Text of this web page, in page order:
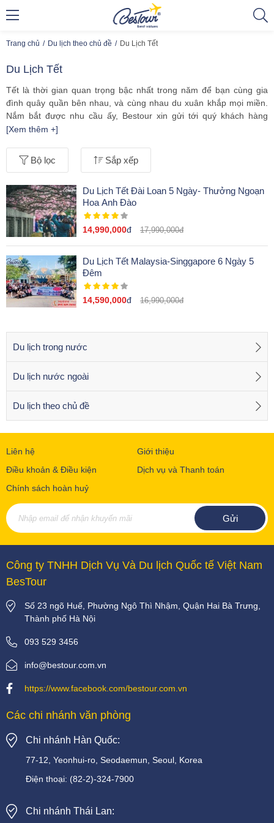
Trang chủ Du lịch theo chủ đề Du Lịch Tết
Du Lịch Tết
Tết là thời gian quan trọng bậc nhất trong năm để bạn cùng gia
đình quây quần bên nhau, và cùng nhau du xuân khắp mọi miền.
Nắm bắt được nhu cầu ấy, Bestour xin gửi tới quý khách hàng
những hành trình
trong những ngày tết, để đảm bảo chất lượng dịch vụ hoàn hảo
trên từng chuyến đi.
Khởi đầu năm mới thật nhiều may mắn và hứng khởi cùng cáctour
du lịch Tếtcủa chúng tôi sẽ là một lựa chọn tuyệt vời dành cho
quý vị!
[Xem thêm +]
Bộ lọc Sắp xếp
Du Lịch Tết Đài Loan 5 Ngày- Thưởng Ngoạn
Hoa Anh Đào
14,990,000đ 17,990,000đ
Du Lịch Tết Malaysia-Singgapore 6 Ngày 5
Đêm
14,590,000đ 16,990,000đ
Du lịch trong nước
Du lịch nước ngoài
Du lịch theo chủ đề
Liên hệ
Giới thiệu
Điều khoản & Điều kiện
Dịch vụ và Thanh toán
Chính sách hoàn huỷ
Công ty TNHH Dịch Vụ Và Du lịch Quốc tế Việt Nam
BesTour
Số 23 ngõ Huế, Phường Ngô Thì Nhậm, Quận Hai Bà Trưng,
Thành phố Hà Nội
093 529 3456
info@bestour.com.vn
https://www.facebook.com/bestour.com.vn
Các chi nhánh văn phòng
Chi nhánh Hàn Quốc:
77-12, Yeonhui-ro, Seodaemun, Seoul, Korea
Điện thoại: (82-2)-324-7900
Chi nhánh Thái Lan: